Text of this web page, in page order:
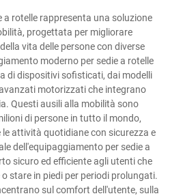
a rotelle rappresenta una soluzione
progettata per migliorare
vita delle persone con diverse
moderno per sedie a rotelle
di dispositivi sofisticati, dai modelli
motorizzati che integrano
Questi ausili alla mobilità sono
di persone in tutto il mondo,
attività quotidiane con sicurezza e
dell'equipaggiamento per sedie a
sicuro ed efficiente agli utenti che
stare in piedi per periodi prolungati.
sul comfort dell'utente, sulla